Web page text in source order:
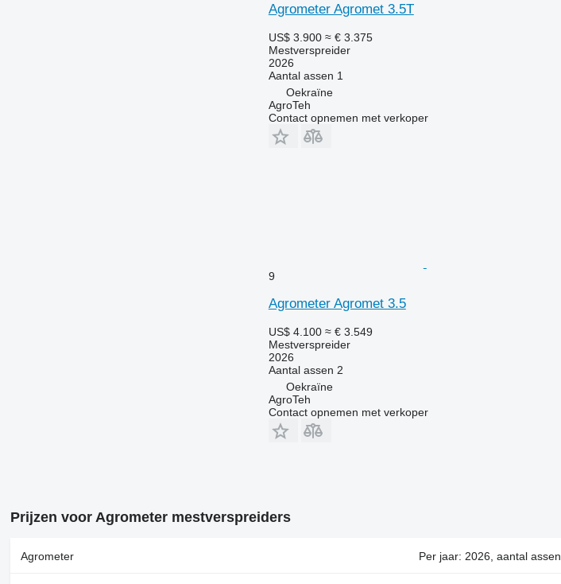
Agrometer Agromet 3.5T
US$ 3.900 ≈ € 3.375
Mestverspreider
2026
Aantal assen 1
Oekraïne
AgroTeh
Contact opnemen met verkoper
9
Agrometer Agromet 3.5
US$ 4.100 ≈ € 3.549
Mestverspreider
2026
Aantal assen 2
Oekraïne
AgroTeh
Contact opnemen met verkoper
Prijzen voor Agrometer mestverspreiders
Agrometer Per jaar: 2026, aantal